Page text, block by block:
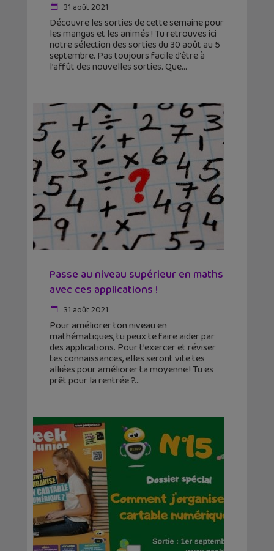
31 août 2021
Découvre les sorties de cette semaine pour
les mangas et les animés ! Tu retrouves ici
notre sélection des sorties du 30 août au 5
septembre. Pas toujours facile d’être à
l’affût des nouvelles sorties. Que
Passe au niveau supérieur en maths
avec ces applications !
31 août 2021
Pour améliorer ton niveau en
mathématiques, tu peux te faire aider par
des applications. Pour t’exercer et réviser
tes connaissances, elles seront vite tes
alliées pour améliorer ta moyenne ! Tu es
prêt pour la rentrée ?